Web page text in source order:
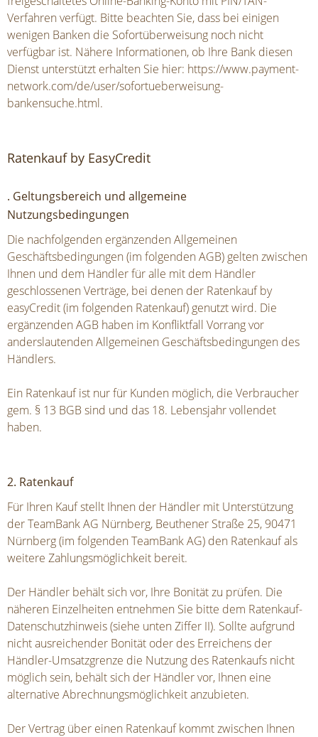
Verfahren verfügt. Bitte beachten Sie, dass bei einigen
wenigen Banken die Sofortüberweisung noch nicht
verfügbar ist. Nähere Informationen, ob Ihre Bank diesen
Dienst unterstützt erhalten Sie hier: https://www.payment-
network.com/de/user/sofortueberweisung-
bankensuche.html.
Ratenkauf by EasyCredit
. Geltungsbereich und allgemeine
Nutzungsbedingungen
Die nachfolgenden ergänzenden Allgemeinen
Geschäftsbedingungen (im folgenden AGB) gelten zwischen
Ihnen und dem Händler für alle mit dem Händler
geschlossenen Verträge, bei denen der Ratenkauf by
easyCredit (im folgenden Ratenkauf) genutzt wird. Die
ergänzenden AGB haben im Konfliktfall Vorrang vor
anderslautenden Allgemeinen Geschäftsbedingungen des
Händlers.
Ein Ratenkauf ist nur für Kunden möglich, die Verbraucher
gem. § 13 BGB sind und das 18. Lebensjahr vollendet
haben.
2. Ratenkauf
Für Ihren Kauf stellt Ihnen der Händler mit Unterstützung
der TeamBank AG Nürnberg, Beuthener Straße 25, 90471
Nürnberg (im folgenden TeamBank AG) den Ratenkauf als
weitere Zahlungsmöglichkeit bereit.
Der Händler behält sich vor, Ihre Bonität zu prüfen. Die
näheren Einzelheiten entnehmen Sie bitte dem Ratenkauf-
Datenschutzhinweis (siehe unten Ziffer II). Sollte aufgrund
nicht ausreichender Bonität oder des Erreichens der
Händler-Umsatzgrenze die Nutzung des Ratenkaufs nicht
möglich sein, behält sich der Händler vor, Ihnen eine
alternative Abrechnungsmöglichkeit anzubieten.
Der Vertrag über einen Ratenkauf kommt zwischen Ihnen